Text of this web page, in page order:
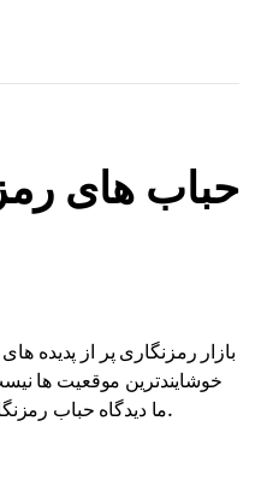
حباب های
بازار رمزنگاری پر از
خوشایندترین موقعیت ها
ما دیدگاه حباب رمزنگاری و تاثیر آن بر بازار رمزنگاری و همچنین معنای حباب رمزنگاری و اصول کاری و دلایل آن را در نظر می گیریم.